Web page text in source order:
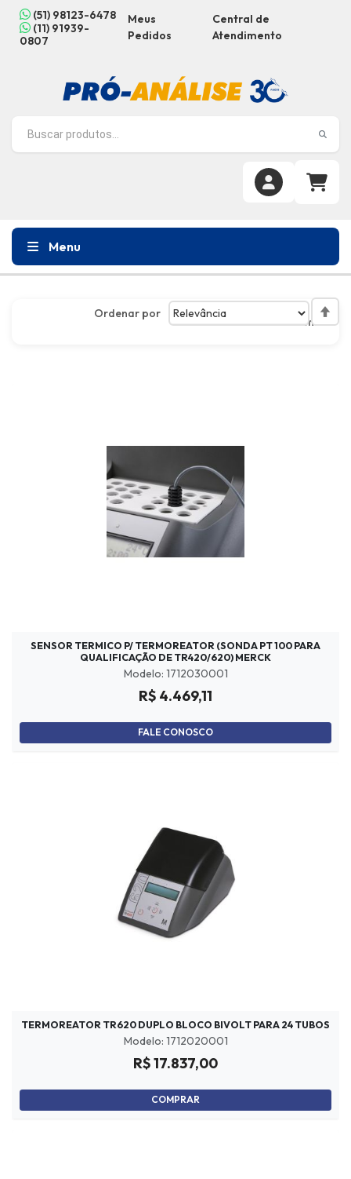
(51) 98123-6478
(11) 91939-
0807
Meus
Pedidos
Central de
Atendimento
Menu
3itens
Ordenar por
SENSOR TERMICO P/ TERMOREATOR (SONDA PT 100 PARA
QUALIFICAÇÃO DE TR420/620) MERCK
Modelo: 1712030001
R$ 4.469,11
FALE CONOSCO
TERMOREATOR TR620 DUPLO BLOCO BIVOLT PARA 24 TUBOS
Modelo: 1712020001
R$ 17.837,00
COMPRAR